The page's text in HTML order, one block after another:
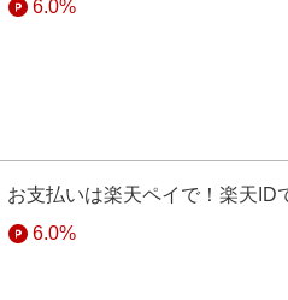
6.0%
お支払いは楽天ペイで！楽天ID
6.0%